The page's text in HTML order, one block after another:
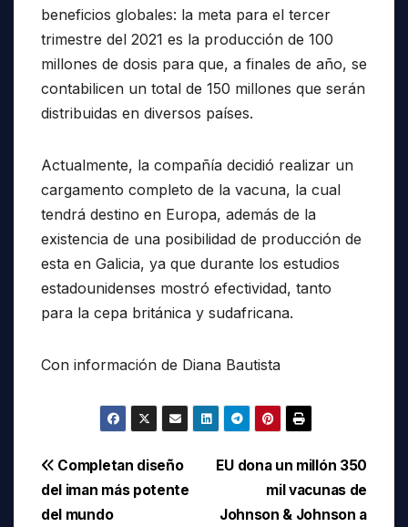
beneficios globales: la meta para el tercer
trimestre del 2021 es la producción de 100
millones de dosis para que, a finales de año, se
contabilicen un total de 150 millones que serán
distribuidas en diversos países.
Actualmente, la compañía decidió realizar un
cargamento completo de la vacuna, la cual
tendrá destino en Europa, además de la
existencia de una posibilidad de producción de
esta en Galicia, ya que durante los estudios
estadounidenses mostró efectividad, tanto
para la cepa británica y sudafricana.
Con información de Diana Bautista
Navegación
de
EU dona un millón 350
mil vacunas de
Johnson & Johnson a
Completan diseño
del iman más potente
del mundo